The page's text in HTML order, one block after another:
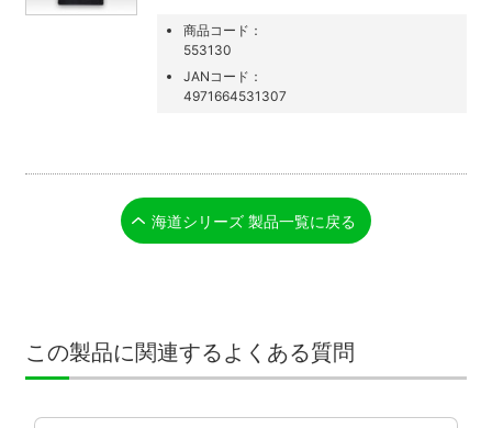
商品コード：
553130
JANコード：
4971664531307
海道シリーズ 製品一覧に戻る
この製品に関連するよくある質問